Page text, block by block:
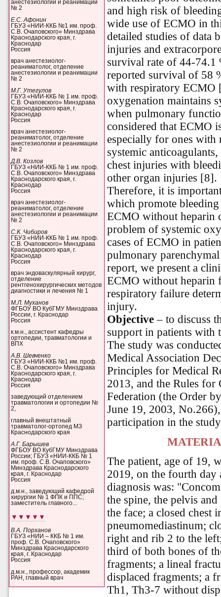
анестезиологии и реанимации
№ 2
Е.С. Афонин
ГБУЗ «НИИ-ККБ №1 им. проф.
С.В. Очаповского» Минздрава
Краснодарского края, г.
Краснодар
Россия
врач анестезиолог-
реаниматолог, отделение
анестезиологии и реанимации
№ 2
М.Г. Утегулов
ГБУЗ «НИИ-ККБ № 1 им. проф.
С.В. Очаповского» Минздрава
Краснодарского края, г.
Краснодар
Россия
врач анестезиолог-
реаниматолог, отделение
анестезиологии и реанимации
№ 2
Д.В. Козлов
ГБУЗ «НИИ-ККБ № 1 им. проф.
С.В. Очаповского» Минздрава
Краснодарского края, г.
Краснодар
Россия
врач анестезиолог-
реаниматолог, отделение
анестезиологии и реанимации
№ 2
С.К. Чибиров
ГБУЗ «НИИ-ККБ № 1 им. проф.
С.В. Очаповского» Минздрава
Краснодарского края, г.
Краснодар
Россия
врач эндоваскулярный хирург,
отделение
рентгенохирургических методов
диагностики и лечения № 1
М.Л. Муханов
ФГБОУ ВО КубГМУ Минздрава
России, г. Краснодар
Россия
к.м.н., ассистент кафедры
ортопедии, травматологии и
ВПХ
А.В. Шевченко
ГБУЗ «НИИ-ККБ №1 им. проф.
С.В. Очаповского» Минздрава
Краснодарского края, г.
Краснодар
Россия
заведующий отделением
травматологии и ортопедии №
2,
главный внештатный
травматолог-ортопед МЗ
Краснодарского края
А.Г. Барышев
ФГБОУ ВО КубГМУ Минздрава
России; ГБУЗ «НИИ-ККБ № 1
им. проф. С.В. Очаповского»
Минздрава Краснодарского
края, г. Краснодар
Россия
д.м.н., заведующий кафедрой
хирургии № 1 ФПК и ППС;
заместитель главного...
▼▼▼▼▼
В.А. Порханов
ГБУЗ «НИИ – ККБ № 1 им.
проф. С.В. Очаповского»
Минздрава Краснодарского
края, г. Краснодар
Россия
д.м.н., профессор, академик
РАН, главный врач
and high risk of
wide use of ECMO in
detailed studies of data
injuries and
survival rate of 44-
reported survival of 58
with respiratory ECMO
oxygenation maintains
when pulmonary
considered that ECMO
especially for ones
systemic
chest injuries with
other organ injuries [8].
Therefore, it is
which promote
ECMO without heparin
problem of systemic
cases of ECMO in
pulmonary
report, we present a
ECMO without heparin
respiratory failure
injury.
Objective–to discuss
support in patients with
The study was
Medical Association
Principles for Medical
2013, and the Rules for
Federation (the Order
June 19, 2003,
participation in the
The patient, age of 19,
2019, on the fourth day
diagnosis was:
the spine, the pelvis
the face; a closed chest
pneumomediastinum;
right and rib 2 to the
third of both bones of
fragments; a lineal
displaced fragments; a
Th1, Th3-7 without